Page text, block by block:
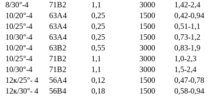
8/30°-4
71B2 1,1 3000
1,42-2,4
10/20°-4
63А4 0,25 1500
0,42-0,94
10/25°-4
63А4 0,25 1500
0,51-1,1
10/30°-4
63А4 0,25 1500
0,73-1,2
10/20°-4
63B2 0,55 3000
0,83-1,9
10/25°-4
71B2 1,1 3000
1,0-2,3
10/30°-4
71B2 1,1 3000
1,5-2,4
12к/25°- 4
56A4 0,12 1500
0,47-0,78
12к/30°- 4
56B4 0,18 1500
0,58-0,94